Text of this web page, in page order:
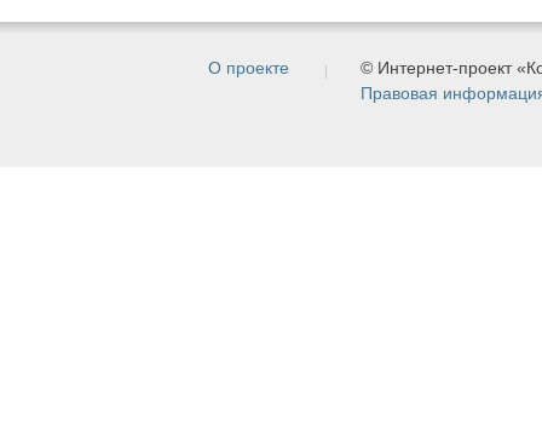
О проекте
© Интернет-проект
Правовая